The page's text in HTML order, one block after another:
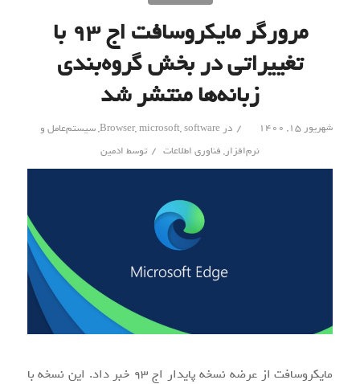
مورد
سوء‌استفاده
'>
یا لینک‌های
درون آن‌ها، باز
دانلود شده
مرورگر مایکروسافت اج ۹۳ با
تغییراتی در بخش گروه‌بندی
زبانه‌ها منتشر شد
شهریور ۱۵, ۱۴۰۰ / در Browser,microsoft,software
,سیستم‌عامل و
نرم‌افزار, فناوری اطلاعات / توسط ادمین
مایکروسافت از عرضه نسخه پایدار اج ۹۳ خبر داد. این نسخه با